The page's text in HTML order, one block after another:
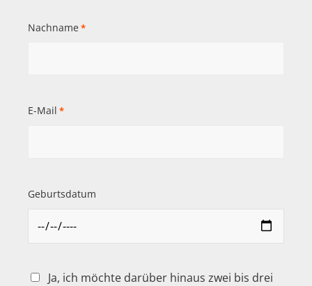
Nachname *
E-Mail *
Geburtsdatum
Ja, ich möchte darüber hinaus zwei bis drei